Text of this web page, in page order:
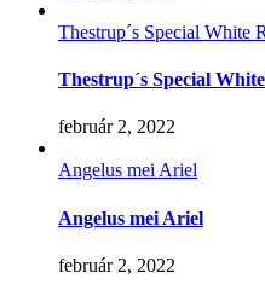
Thestrup´s Special White
Thestrup´s Special
február 2, 2022
Angelus mei Ariel
Angelus mei Ariel
február 2, 2022